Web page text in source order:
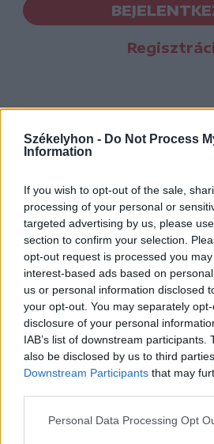
Székelyhon - Do Not Process
Information
If you wish to opt-out of the sale,
processing of your personal or
targeted advertising by us, please
section to confirm your selection.
opt-out request is processed you
interest-based ads based on
us or personal information disclosed
your opt-out. You may separately
disclosure of your personal
IAB’s list of downstream participants.
also be disclosed by us to third
Downstream Participants that may
Personal Data Processing Opt
Hasznos
Impresszum
Szerzői jogok
Adatvédelmi tájékoztató
Cookie-kezelési tájékoztató
Hozzászólási szabályzat
Nyomtatott lapjaink
Székely Hírmondó